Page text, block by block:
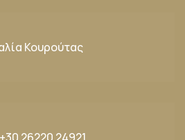
Κουρούτας